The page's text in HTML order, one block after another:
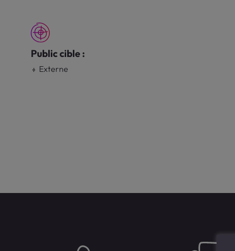
Public cible :
Externe